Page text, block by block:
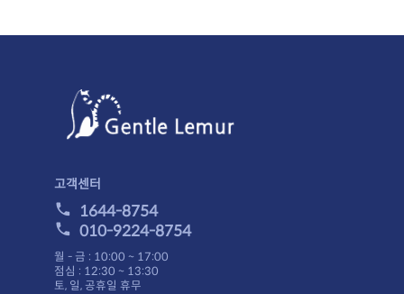
고객센터
1644-8754
010-9224-8754
월 - 금 : 10:00 ~ 17:00
점심 : 12:30 ~ 13:30
토, 일, 공휴일 휴무